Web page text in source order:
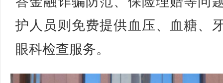
护人员则免费提供血压、血糖、
眼科检查服务。